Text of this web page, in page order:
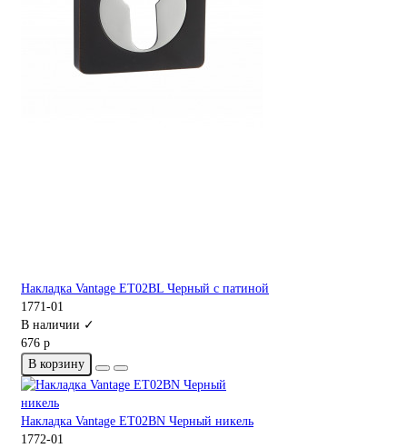
Накладка Vantage ET02BL Черный с патиной
1771-01
В наличии ✓
676 р
В корзину
Накладка Vantage ET02BN Черный никель
1772-01